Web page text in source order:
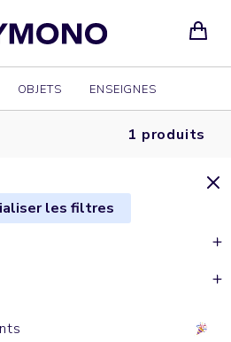
OBJETS ENSEIGNES
1 produits
les filtres